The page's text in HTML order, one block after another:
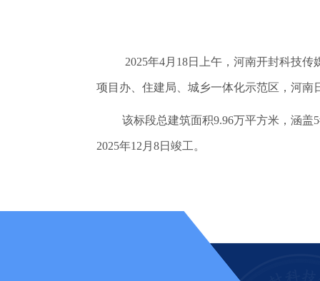
2025年4月18日上午，河南开封科技
项目办、住建局、城乡一体化示范区，河
该标段总建筑面积9.96万平方米，涵
2025年12月8日竣工。